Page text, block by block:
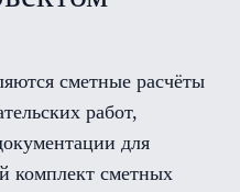
сметные расчёты
работ,
для
комплект сметных